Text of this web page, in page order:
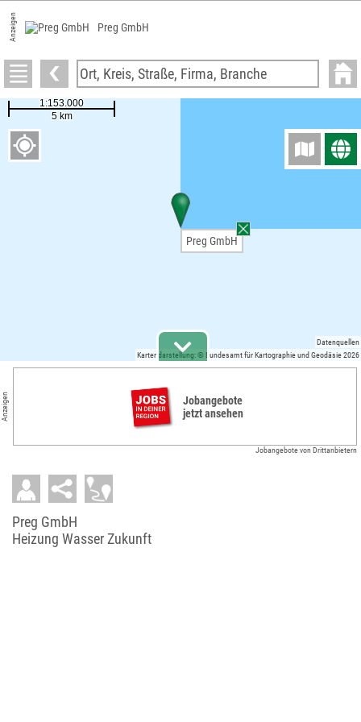
Anzeigen Preg GmbH
Kartendarstellung: © Bundesamt für Kartographie und Geodäsie 2026
Datenquellen
Preg GmbH
Anzeigen
Jobangebote
jetzt ansehen
Jobangebote von Drittanbietern
Preg GmbH
Heizung Wasser Zukunft